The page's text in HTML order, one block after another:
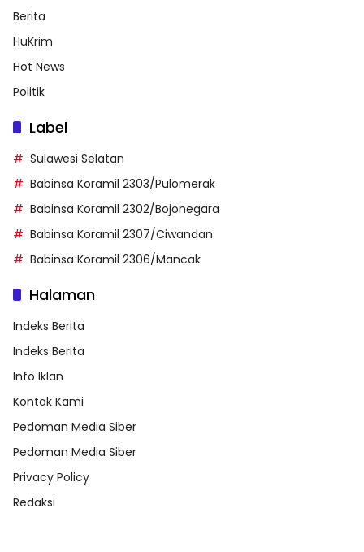
Berita
HuKrim
Hot News
Politik
Label
Sulawesi Selatan
Babinsa Koramil 2303/Pulomerak
Babinsa Koramil 2302/Bojonegara
Babinsa Koramil 2307/Ciwandan
Babinsa Koramil 2306/Mancak
Halaman
Indeks Berita
Indeks Berita
Info Iklan
Kontak Kami
Pedoman Media Siber
Pedoman Media Siber
Privacy Policy
Redaksi